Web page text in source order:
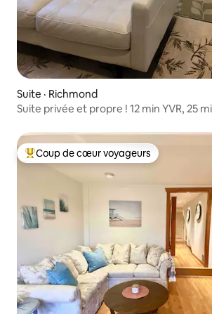
Suite · Richmond
Suite privée et propre ! 12 min YVR, 25
Coup de cœur voyageurs parmi les plus
Coup de cœur voyageurs